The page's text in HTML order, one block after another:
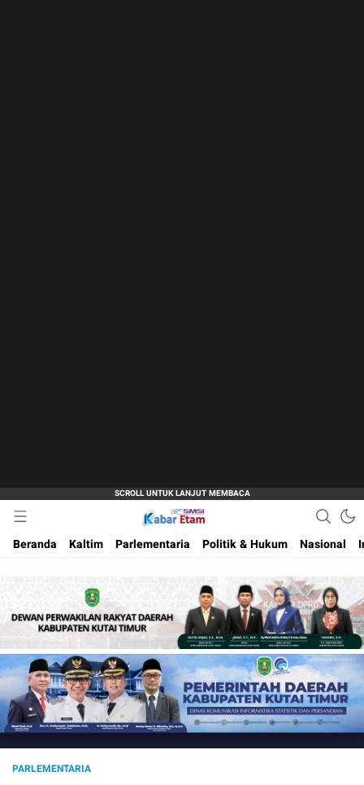
Kabar Etam
Akurat dan Terpercaya
Beranda
Kaltim Parlementaria Politik & Hukum Nasional
PARLEMENTARIA